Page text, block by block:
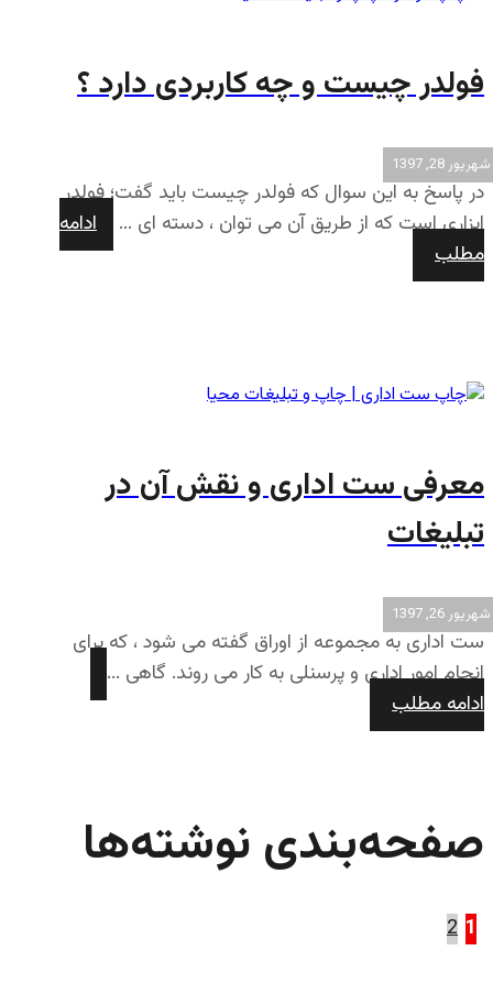
فولدر چیست و چه کاربردی دارد ؟
شهریور 28, 1397
در پاسخ به این سوال که فولدر چیست باید گفت؛ فولدر
ابزاری است که از طریق آن می توان ، دسته ای ...
ادامه
مطلب
معرفی ست اداری و نقش آن در
تبلیغات
شهریور 26, 1397
ست اداری به مجموعه از اوراق گفته می شود ، که برای
انجام امور اداری و پرسنلی به کار می روند. گاهی ...
ادامه مطلب
صفحه‌بندی نوشته‌ها
1
2